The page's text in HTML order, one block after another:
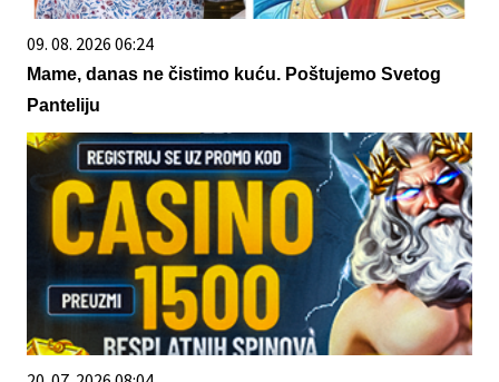
09. 08. 2026 06:24
Mame, danas ne čistimo kuću. Poštujemo Svetog
Panteliju